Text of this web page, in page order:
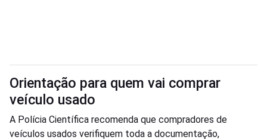
Orientação para quem vai comprar
veículo usado
A Polícia Científica recomenda que compradores de
veículos usados verifiquem toda a documentação,